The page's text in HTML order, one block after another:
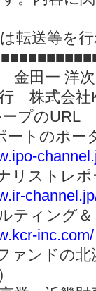
転送等を
金田一 洋
株式会社
プのURL
ートのポー
リストレ
ティング＆
inc.com/
ァンドの